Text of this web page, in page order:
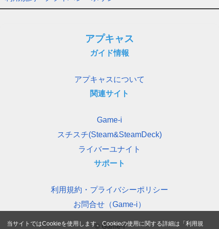
アプキャス
ガイド情報
アプキャスについて
関連サイト
Game-i
スチスチ(Steam&SteamDeck)
ライバーユナイト
サポート
利用規約・プライバシーポリシー
お問合せ（Game-i）
© Game-i
当サイトではCookieを使用します。Cookieの使用に関する詳細は「利用規